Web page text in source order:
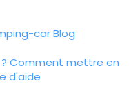
carBlog
Comment mettre en
d'aide